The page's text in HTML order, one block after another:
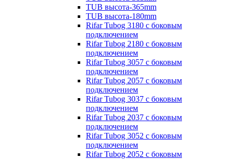
TUB высота-365mm
TUB высота-180mm
Rifar Tubog 3180 с боковым
подключением
Rifar Tubog 2180 с боковым
подключением
Rifar Tubog 3057 с боковым
подключением
Rifar Tubog 2057 с боковым
подключением
Rifar Tubog 3037 с боковым
подключением
Rifar Tubog 2037 с боковым
подключением
Rifar Tubog 3052 с боковым
подключением
Rifar Tubog 2052 с боковым